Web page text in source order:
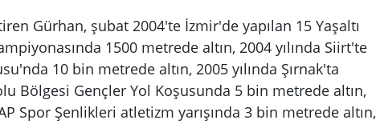
Gürhan, şubat 2004'te İzmir'de yapılan 15 Yaşaltı
1500 metrede altın, 2004 yılında Siirt'te
10 bin metrede altın, 2005 yılında Şırnak'ta
Bölgesi Gençler Yol Koşusunda 5 bin metrede altın,
Spor Şenlikleri atletizm yarışında 3 bin metrede altın,